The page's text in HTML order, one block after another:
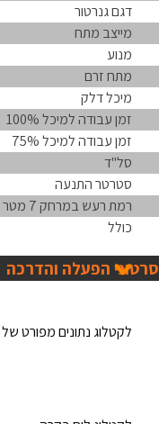
דגם גנרטור
מייצב מתח
מנוע
מתח זרם
מיכל דלק
זמן עבודה למיכל 100%
זמן עבודה למיכל 75%
סל"ד
סטרטר התנעה
רמת רעש במרחק 7 מטר
כולל
סרטוני הפעלה והדרכה
לקטלוג נתונים מפורט של